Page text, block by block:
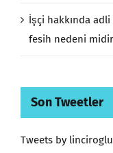
İşçi hakkında
fesih nedeni
Son Tweetler
Tweets by linciroglu